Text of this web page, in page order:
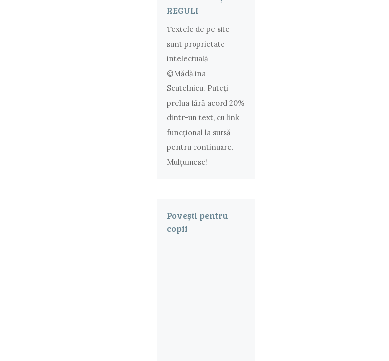
REGULI
Textele de pe site
sunt proprietate
intelectuală
©Mădălina
Scutelnicu. Puteţi
prelua fără acord 20%
dintr-un text, cu link
funcţional la sursă
pentru continuare.
Mulțumesc!
Povești pentru
copii